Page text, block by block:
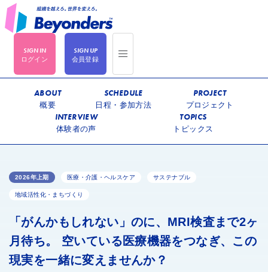
ログイン 会員登録
ABOUT
概要
SCHEDULE
日程・参加方法
PROJECT
プロジェクト
INTERVIEW
体験者の声
TOPICS
トピックス
2026年上期 医療・介護・ヘルスケア サステナブル
地域活性化・まちづくり
「がんかもしれない」のに、MRI検査まで2ヶ
月待ち。 空いている医療機器をつなぎ、この
現実を一緒に変えませんか？